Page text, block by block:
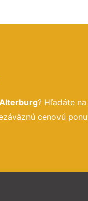
? Hľadáte
cenovú